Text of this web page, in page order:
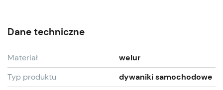
Dane techniczne
Materiał
welur
Typ produktu
dywaniki samochodowe